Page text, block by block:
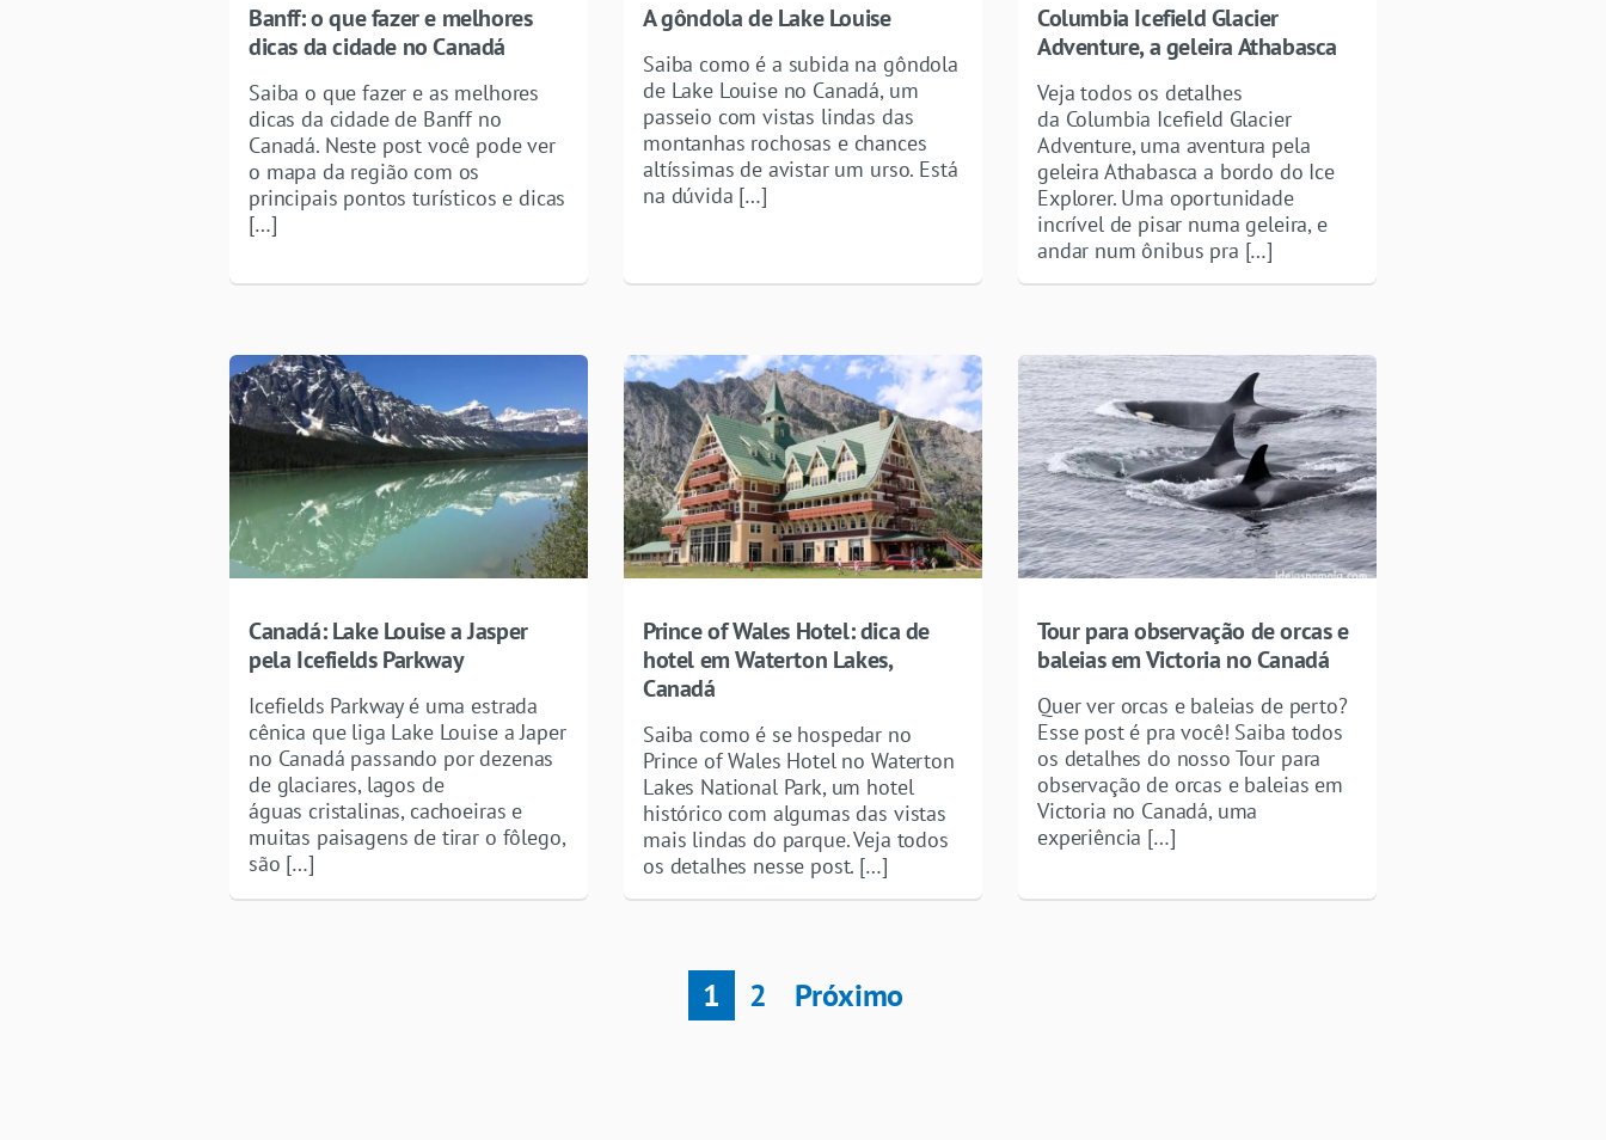
Banff: o que fazer e melhores
dicas da cidade no Canadá
Saiba o que fazer e as melhores
dicas da cidade de Banff no
Canadá. Neste post você pode ver
o mapa da região com os
principais pontos turísticos e dicas
[…]
A gôndola de Lake Louise
Saiba como é a subida na gôndola
de Lake Louise no Canadá, um
passeio com vistas lindas das
montanhas rochosas e chances
altíssimas de avistar um urso. Está
na dúvida […]
Columbia Icefield Glacier
Adventure, a geleira Athabasca
Veja todos os detalhes
da Columbia Icefield Glacier
Adventure, uma aventura pela
geleira Athabasca a bordo do Ice
Explorer. Uma oportunidade
incrível de pisar numa geleira, e
andar num ônibus pra […]
Canadá: Lake Louise a Jasper
pela Icefields Parkway
Icefields Parkway é uma estrada
cênica que liga Lake Louise a Japer
no Canadá passando por dezenas
de glaciares, lagos de
águas cristalinas, cachoeiras e
muitas paisagens de tirar o fôlego,
são […]
Prince of Wales Hotel: dica de
hotel em Waterton Lakes,
Canadá
Saiba como é se hospedar no
Prince of Wales Hotel no Waterton
Lakes National Park, um hotel
histórico com algumas das vistas
mais lindas do parque. Veja todos
os detalhes nesse post. […]
Tour para observação de orcas e
baleias em Victoria no Canadá
Quer ver orcas e baleias de perto?
Esse post é pra você! Saiba todos
os detalhes do nosso Tour para
observação de orcas e baleias em
Victoria no Canadá, uma
experiência […]
1 2 Próximo